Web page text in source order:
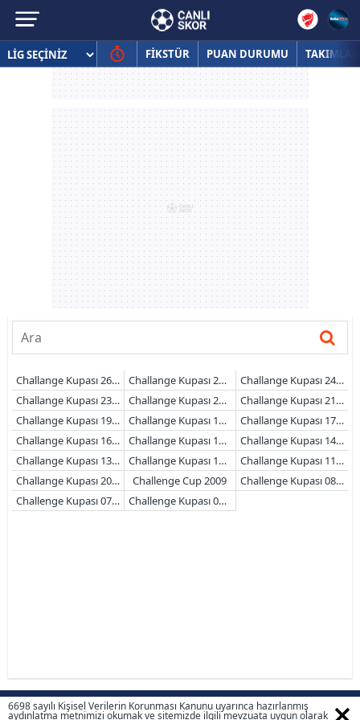
FİKSTÜR PUAN DURUMU TAKIMLAR
Ülke, Sezon, Lig Seçiniz
Challange Kupası 26/27 Challange Kupası 25/26
Challange Kupası 24/25
Challange Kupası 23/24
Challange Kupası 22/23
Challange Kupası 21/22
Challange Kupası 19/20
Challange Kupası 18/19
Challange Kupası 17/18
Challange Kupası 16/17
Challange Kupası 15/16
Challange Kupası 14/15
Challange Kupası 13/14
Challange Kupası 12/13
Challange Kupası 11/12
Challange Kupası 2010(10/11)
Challenge Cup 2009
Challenge Kupası 08(2008)
Challenge Kupası 07(2007)
Challenge Kupası 06(2006)
6698 sayılı Kişisel Verilerin Korunması Kanunu uyarınca hazırlanmış
aydınlatma metnimizi okumak ve sitemizde ilgili mevzuata uygun olarak